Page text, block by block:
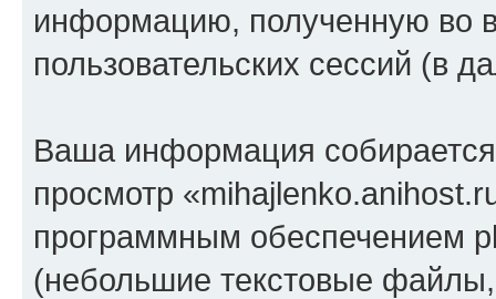
информацию, полученную во
пользовательских сессий (в
Ваша информация
просмотр
программным обеспечением
(небольшие текстовые